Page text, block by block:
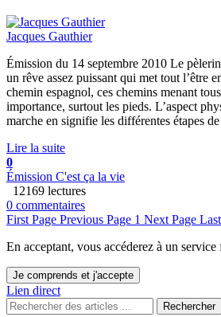
Jacques Gauthier
Émission du 14 septembre 2010 Le
un rêve assez puissant qui met tout l’être
chemin espagnol, ces chemins menant
importance, surtout les pieds. L’aspect
marche en signifie les différentes étapes
Lire la suite
0
Émission C'est ça la vie
12169 lectures
0 commentaires
First Page Previous Page 1 Next Page
En acceptant, vous accéderez à un
Je comprends et j'accepte
Lien direct
Rechercher